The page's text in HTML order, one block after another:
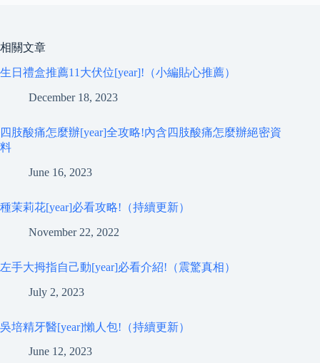
相關文章
生日禮盒推薦11大伏位[year]!（小編貼心推薦）
December 18, 2023
四肢酸痛怎麼辦[year]全攻略!內含四肢酸痛怎麼辦絕密資
料
June 16, 2023
種茉莉花[year]必看攻略!（持續更新）
November 22, 2022
左手大拇指自己動[year]必看介紹!（震驚真相）
July 2, 2023
吳培精牙醫[year]懶人包!（持續更新）
June 12, 2023